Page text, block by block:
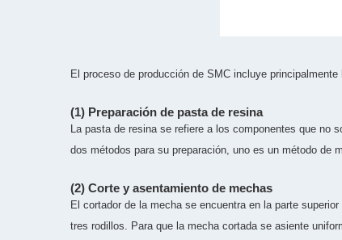
El proceso de producción de SMC incluye
(1) Preparación de pasta de resina
La pasta de resina se refiere a los componentes que no
dos métodos para su preparación, uno es un método de
(2) Corte y asentamiento de mechas
El cortador de la mecha se encuentra en la parte
tres rodillos. Para que la mecha cortada se asiente